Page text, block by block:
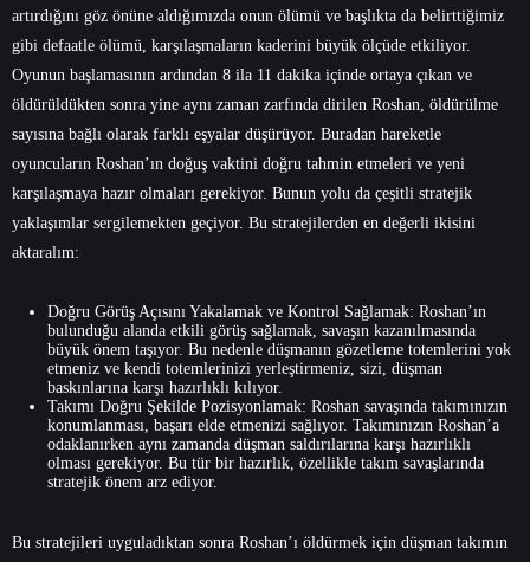
artırdığını göz önüne aldığımızda onun ölümü ve başlıkta da belirttiğimiz
gibi defaatle ölümü, karşılaşmaların kaderini büyük ölçüde etkiliyor.
Oyunun başlamasının ardından 8 ila 11 dakika içinde ortaya çıkan ve
öldürüldükten sonra yine aynı zaman zarfında dirilen Roshan, öldürülme
sayısına bağlı olarak farklı eşyalar düşürüyor. Buradan hareketle
oyuncuların Roshan’ın doğuş vaktini doğru tahmin etmeleri ve yeni
karşılaşmaya hazır olmaları gerekiyor. Bunun yolu da çeşitli stratejik
yaklaşımlar sergilemekten geçiyor. Bu stratejilerden en değerli ikisini
aktaralım:
Doğru Görüş Açısını Yakalamak ve Kontrol Sağlamak: Roshan’ın
bulunduğu alanda etkili görüş sağlamak, savaşın kazanılmasında
büyük önem taşıyor. Bu nedenle düşmanın gözetleme totemlerini yok
etmeniz ve kendi totemlerinizi yerleştirmeniz, sizi, düşman
baskınlarına karşı hazırlıklı kılıyor.
Takımı Doğru Şekilde Pozisyonlamak: Roshan savaşında takımınızın
konumlanması, başarı elde etmenizi sağlıyor. Takımınızın Roshan’a
odaklanırken aynı zamanda düşman saldırılarına karşı hazırlıklı
olması gerekiyor. Bu tür bir hazırlık, özellikle takım savaşlarında
stratejik önem arz ediyor.
Bu stratejileri uyguladıktan sonra Roshan’ı öldürmek için düşman takımın